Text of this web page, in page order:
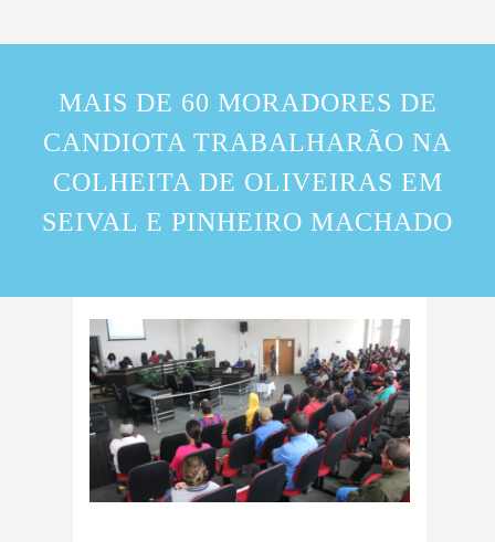
MAIS DE 60 MORADORES DE
CANDIOTA TRABALHARÃO NA
COLHEITA DE OLIVEIRAS EM
SEIVAL E PINHEIRO MACHADO